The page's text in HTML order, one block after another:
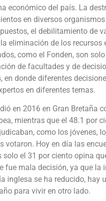
económico del país. La
en diversos
el debilitamiento de
eliminación de los recursos
como el Fonden, son
de facultades y de
donde diferentes
en diferentes temas.
en 2016 en Gran Bretaña
mientras que el 48.1 por
como los jóvenes,
votaron. Hoy en día las
el 31 por ciento opina
fue mala decisión, ya que la
inglesa se ha reducido, hay
para vivir en otro lado.